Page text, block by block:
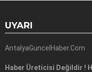
UYARI
AntalyaGuncelHaber.Com
Haber Üreticisi Değildir !